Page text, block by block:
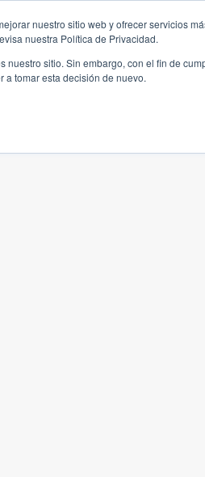
nuestro sitio web y ofrecer servicios
nuestra Política de Privacidad.
sitio. Sin embargo, con el fin de
tomar esta decisión de nuevo.